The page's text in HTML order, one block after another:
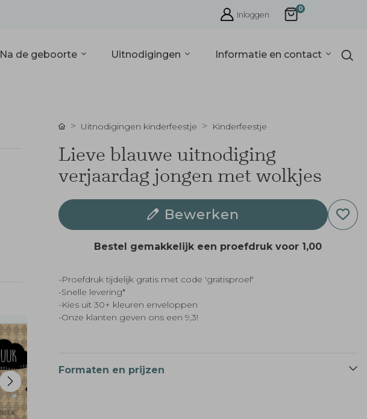
Inloggen
0
Na de geboorte Uitnodigingen Informatie en contact
Uitnodigingen kinderfeestje Kinderfeestje
Lieve blauwe uitnodiging
verjaardag jongen met wolkjes
Bewerken
Bestel gemakkelijk een proefdruk voor 1,00
-Proefdruk tijdelijk gratis met code 'gratisproef'
-Snelle levering*
-Kies uit 30+ kleuren enveloppen
-Onze klanten geven ons een 9,3!
Formaten en prijzen